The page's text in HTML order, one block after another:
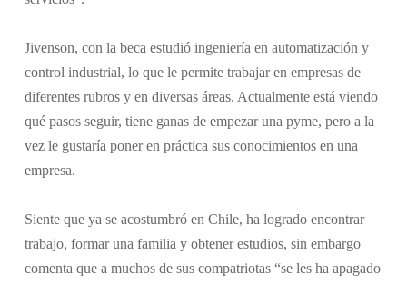
Jivenson, con la beca estudió ingeniería en automatización y
control industrial, lo que le permite trabajar en empresas de
diferentes rubros y en diversas áreas. Actualmente está viendo
qué pasos seguir, tiene ganas de empezar una pyme, pero a la
vez le gustaría poner en práctica sus conocimientos en una
empresa.
Siente que ya se acostumbró en Chile, ha logrado encontrar
trabajo, formar una familia y obtener estudios, sin embargo
comenta que a muchos de sus compatriotas “se les ha apagado